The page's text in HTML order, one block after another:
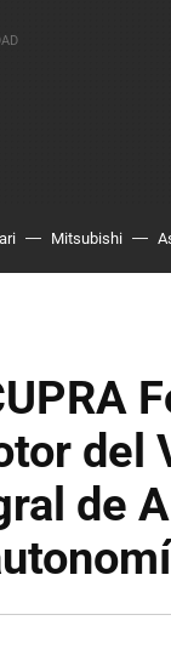
Mitsubishi
del
de